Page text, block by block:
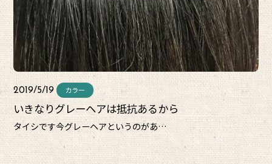
2019/5/19 カラー
いきなりグレーヘアは抵抗あるから
タイシです今グレーヘアというのがあ…